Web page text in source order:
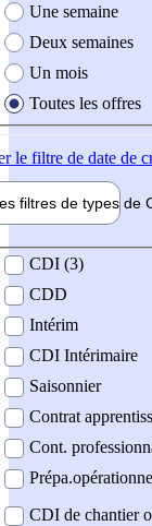
Une semaine
Deux semaines
Un mois
Toutes les offres
le filtre de date de
filtres de types de
contrat
CDI (3)
CDD
Intérim
CDI Intérimaire
Saisonnier
Contrat
Cont.
CDI de chantier